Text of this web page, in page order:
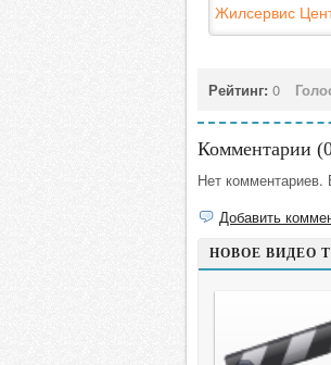
Жилсервис
Рейтинг: 0
Комментарии (
Нет
Добавить
НОВОЕ ВИДЕО